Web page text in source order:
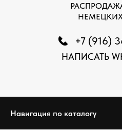
+7 (916)
НАПИСАТЬ
Навигация по каталогу